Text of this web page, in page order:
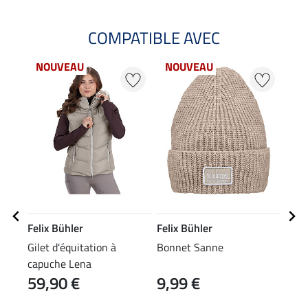
COMPATIBLE AVEC
NOUVEAU
Felix Bühler
Gilet d'équitation à
capuche Lena
59,90 €
NOUVEAU
Felix Bühler
Bonnet Sanne
9,99 €